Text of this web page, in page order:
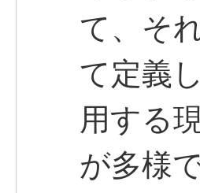
て、そ
て定義
用する
が多様